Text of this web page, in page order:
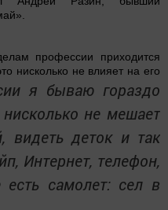
профессии приходится
нисколько не влияет на его
я бываю гораздо
не мешает
видеть деток и так
Интернет, телефон,
самолет: сел в